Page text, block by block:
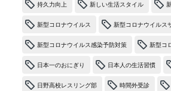
持久力向上 新しい生活スタイル
新型コロナウイルス 新型コロナウイルス
新型コロナウイルス感染予防対策 新型コ
日本一のおにぎり 日本人の生活習慣
日野高校レスリング部 時間外受診